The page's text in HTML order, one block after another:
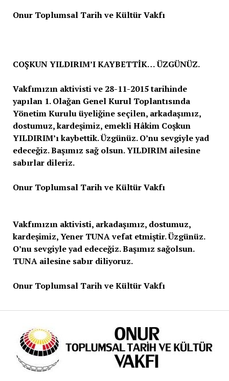
Onur Toplumsal Tarih ve Kültür Vakfı
COŞKUN YILDIRIM’I KAYBETTİK… ÜZGÜNÜZ.
Vakfımızın aktivisti ve 28-11-2015 tarihinde
yapılan 1. Olağan Genel Kurul Toplantısında
Yönetim Kurulu üyeliğine seçilen, arkadaşımız,
dostumuz, kardeşimiz, emekli Hâkim Coşkun
YILDIRIM’ı kaybettik. Üzgünüz. O’nu sevgiyle yad
edeceğiz. Başımız sağ olsun. YILDIRIM ailesine
sabırlar dileriz.
Onur Toplumsal Tarih ve Kültür Vakfı
Vakfımızın aktivisti, arkadaşımız, dostumuz,
kardeşimiz, Yener TUNA vefat etmiştir. Üzgünüz.
O’nu sevgiyle yad edeceğiz. Başımız sağolsun.
TUNA ailesine sabır diliyoruz.
Onur Toplumsal Tarih ve Kültür Vakfı